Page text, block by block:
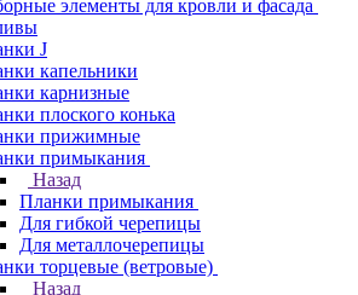
элементы для кровли и фасада
J
капельники
карнизные
плоского конька
прижимные
примыкания
Назад
Планки примыкания
Для гибкой черепицы
Для металлочерепицы
торцевые (ветровые)
Назад